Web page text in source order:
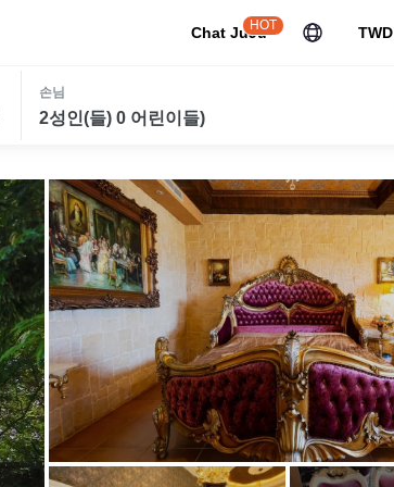
Chat JuJu
HOT TWD
손님
2성인(들) 0 어린이들)